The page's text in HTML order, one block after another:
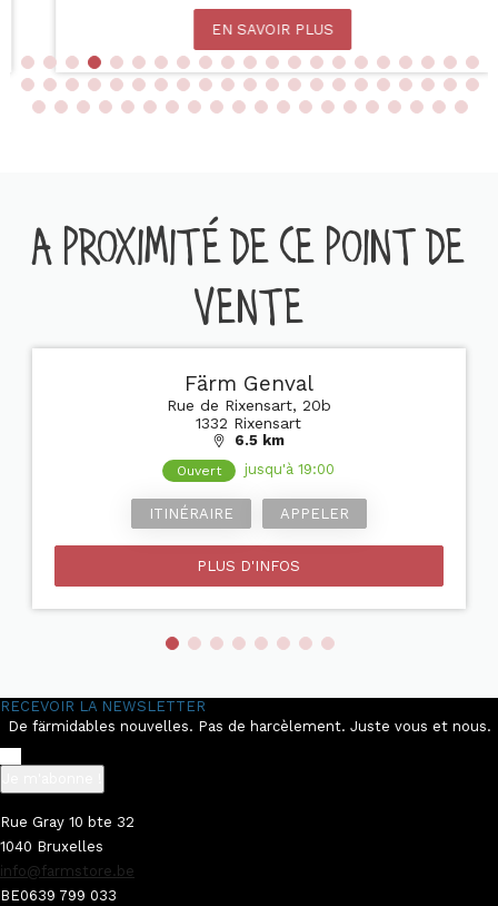
EN SAVOIR PLUS
A PROXIMITÉ DE CE POINT DE
VENTE
Färm Genval
Rue de Rixensart, 20b
1332 Rixensart
6.5 km
Ouvert jusqu'à 19:00
ITINÉRAIRE APPELER
PLUS D'INFOS
RECEVOIR LA NEWSLETTER
De färmidables nouvelles. Pas de harcèlement. Juste vous et nous.
Rue Gray 10 bte 32
1040 Bruxelles
info@farmstore.be
BE0639 799 033